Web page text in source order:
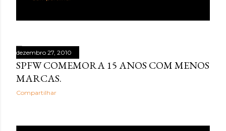
dezembro 27, 2010
SPFW COMEMORA 15 ANOS COM MENOS
MARCAS.
Compartilhar